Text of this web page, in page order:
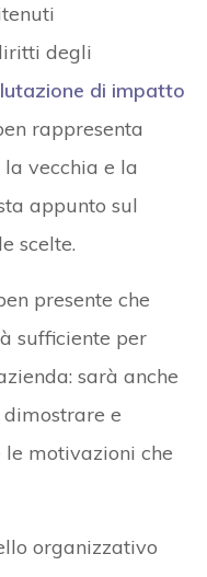
degli
di impatto
rappresenta
vecchia e la
appunto sul
scelte.
presente che
sufficiente per
sarà anche
dimostrare e
motivazioni che
organizzativo